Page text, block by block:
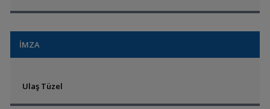
İMZA
Ulaş Tüzel